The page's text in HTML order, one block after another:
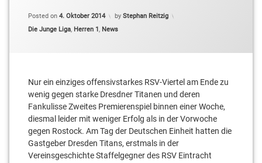
Kellen
Höbold
Lukas
Weibel
Niko
Schumann
Posted on 4. Oktober 2014
Updated on 4. Oktober 2014
by Stephan Reitzig
Categories:
Die Junge Liga, Herren 1, News
Nur ein einziges offensivstarkes RSV-Viertel am Ende zu
wenig gegen starke Dresdner Titanen und deren
Fankulisse Zweites Premierenspiel binnen einer Woche,
diesmal leider mit weniger Erfolg als in der Vorwoche
gegen Rostock. Am Tag der Deutschen Einheit hatten die
Gastgeber Dresden Titans, erstmals in der
Vereinsgeschichte Staffelgegner des RSV Eintracht
BBIS
Colin
David
Herwig
Dmitrij
Hasenkampf